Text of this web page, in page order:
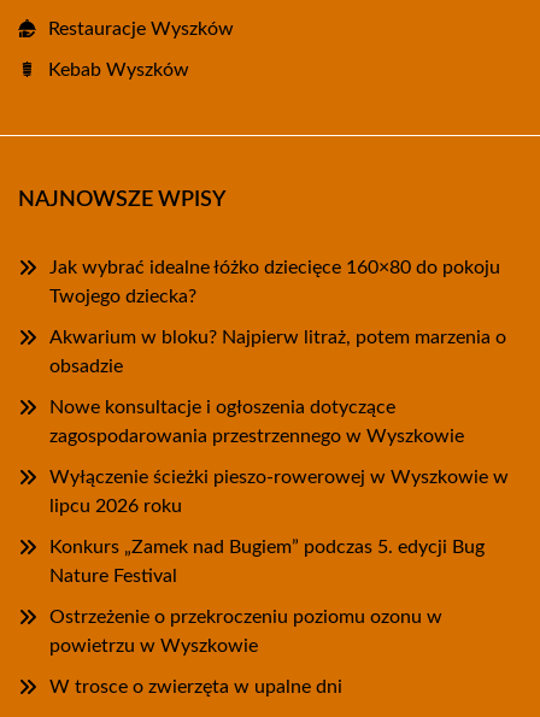
Restauracje Wyszków
Kebab Wyszków
NAJNOWSZE WPISY
Jak wybrać idealne łóżko dziecięce 160×80 do pokoju
Twojego dziecka?
Akwarium w bloku? Najpierw litraż, potem marzenia o
obsadzie
Nowe konsultacje i ogłoszenia dotyczące
zagospodarowania przestrzennego w Wyszkowie
Wyłączenie ścieżki pieszo-rowerowej w Wyszkowie w
lipcu 2026 roku
Konkurs „Zamek nad Bugiem” podczas 5. edycji Bug
Nature Festival
Ostrzeżenie o przekroczeniu poziomu ozonu w
powietrzu w Wyszkowie
W trosce o zwierzęta w upalne dni